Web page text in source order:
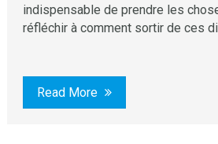
indispensable de prendre les
réfléchir à comment sortir de ces
Read More